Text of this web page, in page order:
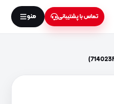
تماس با پشتیبانی منو